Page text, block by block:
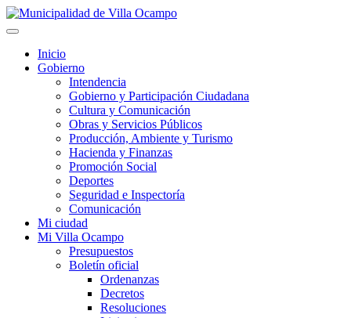
Inicio
Gobierno
Intendencia
Gobierno y Participación Ciudadana
Cultura y Comunicación
Obras y Servicios Públicos
Producción, Ambiente y Turismo
Hacienda y Finanzas
Promoción Social
Deportes
Seguridad e Inspectoría
Comunicación
Mi ciudad
Mi Villa Ocampo
Presupuestos
Boletín oficial
Ordenanzas
Decretos
Resoluciones